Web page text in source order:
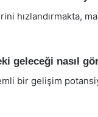
hızlandırmakta,
geleceği nasıl
bir gelişim